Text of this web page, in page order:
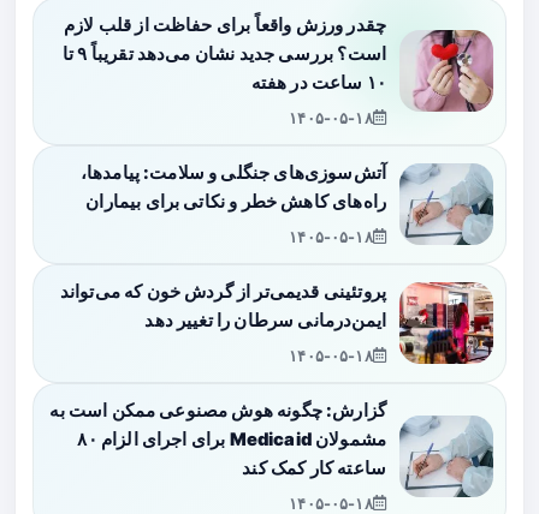
چقدر ورزش واقعاً برای حفاظت از قلب لازم
است؟ بررسی جدید نشان می‌دهد تقریباً ۹ تا
۱۰ ساعت در هفته
۱۴۰۵-۰۵-۱۸
آتش‌سوزی‌های جنگلی و سلامت: پیامدها،
راه‌های کاهش خطر و نکاتی برای بیماران
۱۴۰۵-۰۵-۱۸
پروتئینی قدیمی‌تر از گردش خون که می‌تواند
ایمن‌درمانی سرطان را تغییر دهد
۱۴۰۵-۰۵-۱۸
گزارش: چگونه هوش مصنوعی ممکن است به
مشمولان Medicaid برای اجرای الزام ۸۰
ساعته کار کمک کند
۱۴۰۵-۰۵-۱۸